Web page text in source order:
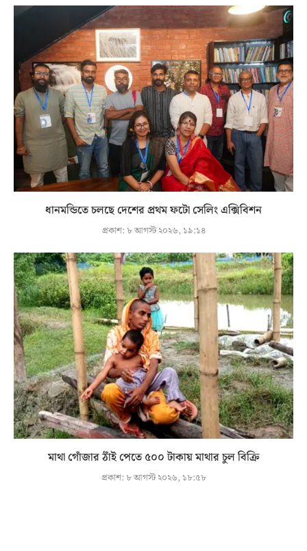
ধানমন্ডিতে চলছে দেশের প্রথম ফটো সেলিং এক্সিবিশন
প্রকাশ: ৮ আগস্ট ২০২৬, ১৯:১৪
মাথা গোঁজার ঠাঁই পেতে ৫০০ টাকায় মাথার চুল বিক্রি
প্রকাশ: ৮ আগস্ট ২০২৬, ১৮:৫৮